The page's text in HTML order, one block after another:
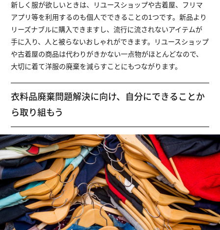
新しく服が欲しいときは、リユースショップや古着屋、フリマ
アプリ等を利用するのも個人でできることの1つです。新品より
リーズナブルに購入できますし、流行に流されないアイテムが
手に入り、人と被らないおしゃれができます。リユースショップ
や古着屋の商品は代わりがきかない一点物がほとんどなので、
大切に着て洋服の廃棄を減らすことにもつながります。
衣料品廃棄問題解決に向け、自分にできることか
ら取り組もう